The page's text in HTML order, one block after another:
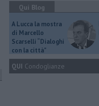
Qui Blog
A Lucca la mostra
di Marcello
Scarselli “Dialoghi
con la città"
QUI Condoglianze